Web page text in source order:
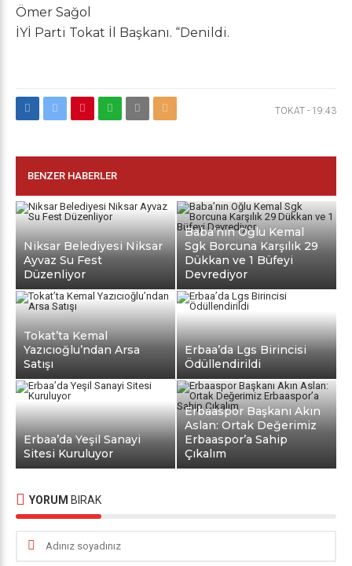
Ömer Sağol
İYİ Parti Tokat İl Başkanı. “Denildi.
TOKAT - 19:43
BENZER HABERLER
Niksar Belediyesi Niksar
Ayvaz Su Fest
Düzenliyor
Baba’nın Oğlu Kemal
Sgk Borcuna Karşılık 29
Dükkan ve 1 Büfeyi
Devrediyor
Tokat’ta Kemal
Yazıcıoğlu’ndan Arsa
Satışı
Erbaa’da Lgs Birincisi
Ödüllendirildi
Erbaa’da Yeşil Sanayi
Sitesi Kuruluyor
Erbaaspor Başkanı Akın
Aslan: Ortak Değerimiz
Erbaaspor’a Sahip
Çıkalım
YORUM BIRAK